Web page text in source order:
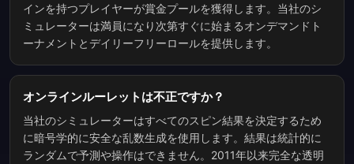
インを持つプレイヤーが賞金プールを獲得します。当社のシ
ミュレーターは満員になり次第すぐに始まるオンデマンドト
ーナメントとデイリーフリーロールを提供します。
オンラインルーレットは不正ですか？
当社のシミュレーターはすべてのスピン結果を決定するため
に暗号学的に安全な乱数生成を使用します。結果は統計的に
ランダムで予測や操作はできません。2011年以来完全な透明